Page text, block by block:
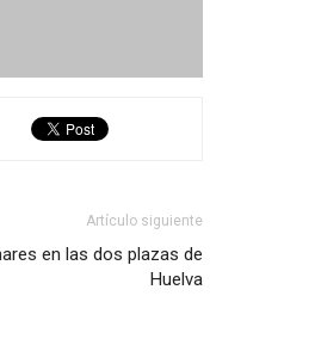
Artículo siguiente
en las dos plazas de
Huelva